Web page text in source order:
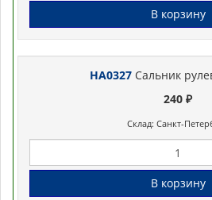
В корзину
HA0327 Сальник
240 ₽
Склад: Санкт-
В корзину